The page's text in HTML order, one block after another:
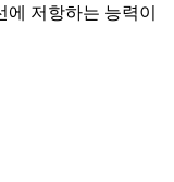
저항하는 능력이